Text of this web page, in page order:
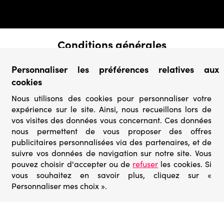
Conditions générales
› Conditions d’utilisation
› Confidentialité & Protection des Données
Catégories
› Marques
› Derniers arrivages
› Puzzles mystères
› Prix minis
© Go-puzzle.fr 2026 – Tous droits réservés
Personnaliser les préférences relatives aux
cookies
Nous utilisons des cookies pour personnaliser votre
expérience sur le site. Ainsi, nous recueillons lors de
vos visites des données vous concernant. Ces données
nous permettent de vous proposer des offres
publicitaires personnalisées via des partenaires, et de
suivre vos données de navigation sur notre site. Vous
pouvez choisir d'accepter ou de refuser les cookies. Si
vous souhaitez en savoir plus, cliquez sur «
Personnaliser mes choix ».